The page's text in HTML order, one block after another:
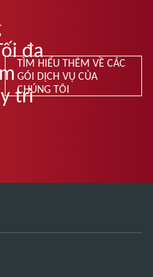
đa
trì
TÌM HIỂU THÊM VỀ CÁC
GÓI DỊCH VỤ CỦA
CHÚNG TÔI